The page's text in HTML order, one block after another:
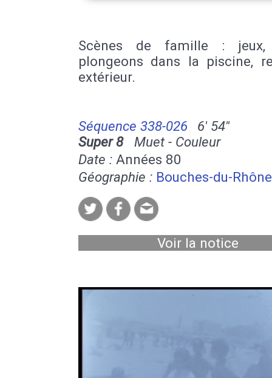
Scènes de famille : jeux,
plongeons dans la piscine,
extérieur.
Séquence 338-026
6' 54''
Super 8Muet - Couleur
Date : Années 80
Géographie : Bouches-du-
Voir la notice